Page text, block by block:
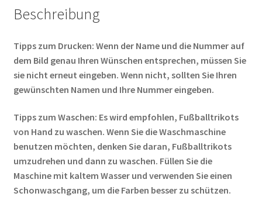
Beschreibung
Tipps zum Drucken: Wenn der Name und die Nummer auf
dem Bild genau Ihren Wünschen entsprechen, müssen Sie
sie nicht erneut eingeben. Wenn nicht, sollten Sie Ihren
gewünschten Namen und Ihre Nummer eingeben.
Tipps zum Waschen: Es wird empfohlen, Fußballtrikots
von Hand zu waschen. Wenn Sie die Waschmaschine
benutzen möchten, denken Sie daran, Fußballtrikots
umzudrehen und dann zu waschen. Füllen Sie die
Maschine mit kaltem Wasser und verwenden Sie einen
Schonwaschgang, um die Farben besser zu schützen.